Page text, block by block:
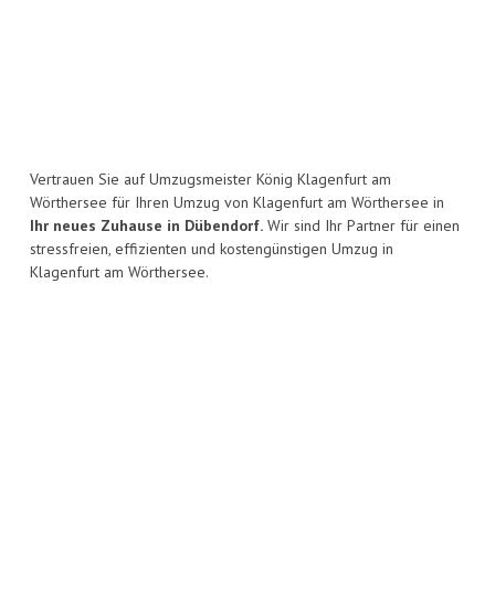
Vertrauen Sie auf Umzugsmeister König Klagenfurt am
Wörthersee für Ihren Umzug von Klagenfurt am Wörthersee in
Ihr neues Zuhause in Dübendorf. Wir sind Ihr Partner für einen
stressfreien, effizienten und kostengünstigen Umzug in
Klagenfurt am Wörthersee.